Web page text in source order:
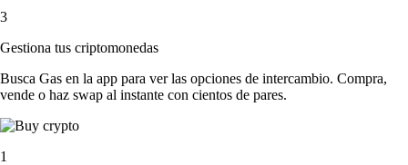
3
Gestiona tus criptomonedas
Busca Gas en la app para ver las opciones de intercambio. Compra,
vende o haz swap al instante con cientos de pares.
1